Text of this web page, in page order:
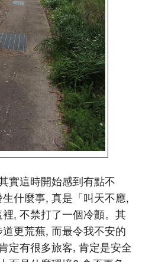
實這時開始感到有點不
什麼事, 真是「叫天不應,
, 不禁打了一個冷顫。其
更荒蕪, 而最令我不安的
定有很多旅客, 肯定是安全